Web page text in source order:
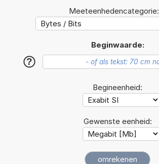
Meeteenhedencategorie:
Beginwaarde:
?
Begineenheid:
Gewenste eenheid: